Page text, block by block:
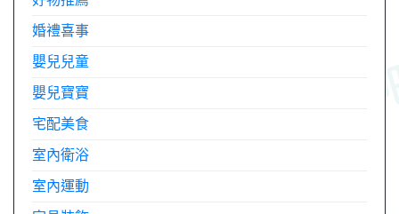
婚禮喜事
嬰兒兒童
嬰兒寶寶
宅配美食
室內衛浴
室內運動